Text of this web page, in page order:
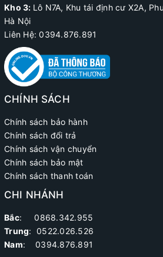
Kho 3: Lô N7A, Khu tái định cư X2A,
Hà Nội
Liên Hệ: 0394.876.891
CHÍNH SÁCH
Chính sách bảo hành
Chính sách đổi trả
Chính sách vận chuyển
Chính sách bảo mật
Chính sách thanh toán
CHI NHÁNH
Bắc: 0868.342.955
Trung: 0522.026.526
Nam: 0394.876.891